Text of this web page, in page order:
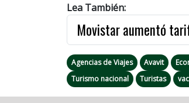
Lea También:
Movistar aumentó
Agencias de Viajes Avavit
Turismo nacional
Turistas